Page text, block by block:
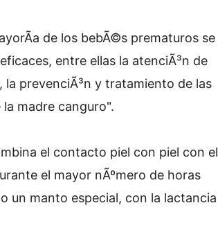
de los bebÃ©s prematuros se
entre ellas la atenciÃ³n de
prevenciÃ³n y tratamiento de las
madre canguro".
el contacto piel con piel con el
el mayor nÃºmero de horas
un manto especial, con la lactancia